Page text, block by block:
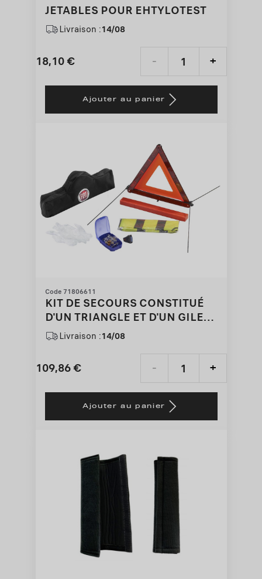
JETABLES POUR EHTYLOTEST
Livraison :14/08
18,10 €
Price
18,10
- +
Quantity
to:
Ajouter au panier
Code 71806611
KIT DE SECOURS CONSTITUÉ
D'UN TRIANGLE ET D'UN GILET
RÉFLÉCHISSANT POUR FIAT
500
Livraison :14/08
109,86 €
Price
109,86
- +
Quantity
to:
Ajouter au panier